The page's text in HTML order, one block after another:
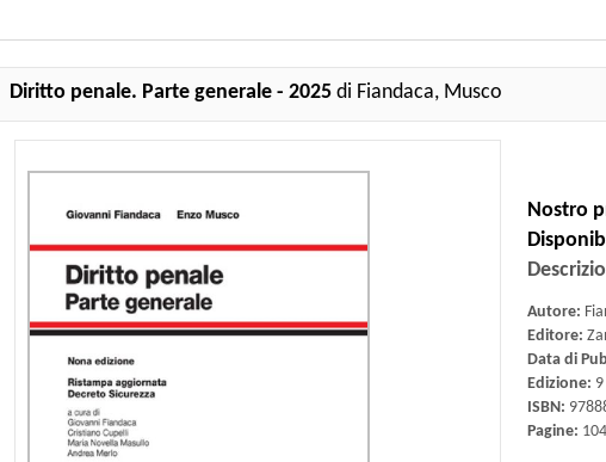
Diritto penale. Parte generale - 2025 di Fiandaca, Musco
Nostro
Autore:
Editore:
Data di
Edizione: 9
ISBN:
Pagine: